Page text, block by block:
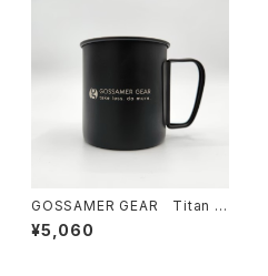
GOSSAMER GEAR Titan Si
ngle Mug 450 BLACK
¥5,060